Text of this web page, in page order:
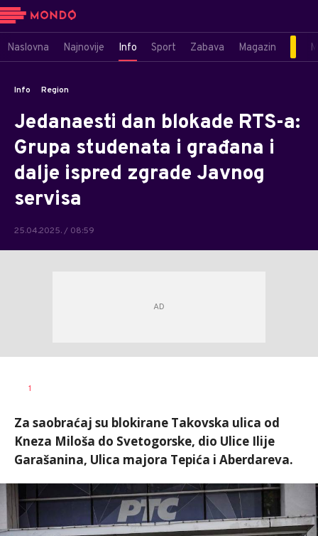
Naslovna Najnovije Info Sport Zabava Magazin
Info Region
Jedanaesti dan blokade RTS-a:
Grupa studenata i građana i
dalje ispred zgrade Javnog
servisa
25.04.2025. / 08:59
AUTOR
1
Za saobraćaj su blokirane Takovska ulica od
Kneza Miloša do Svetogorske, dio Ulice Ilije
Garašanina, Ulica majora Tepića i Aberdareva.